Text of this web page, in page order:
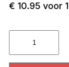
€ 10.95 voor